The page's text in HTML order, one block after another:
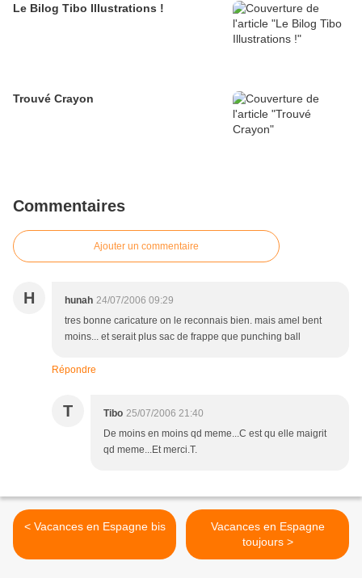
Le Bilog Tibo Illustrations !
Trouvé Crayon
Commentaires
Ajouter un commentaire
H hunah 24/07/2006 09:29
tres bonne caricature on le reconnais bien. mais amel bent
moins... et serait plus sac de frappe que punching ball
Répondre
T Tibo 25/07/2006 21:40
De moins en moins qd meme...C est qu elle maigrit
qd meme...Et merci.T.
< Vacances en Espagne bis
Vacances en Espagne
toujours >